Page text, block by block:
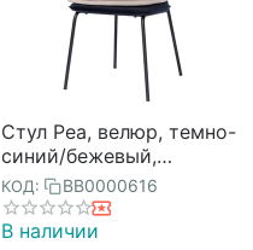
Стул Pea, велюр, темно-
синий/бежевый,
Bergenson Bjorn
КОД: BB0000616
В наличии